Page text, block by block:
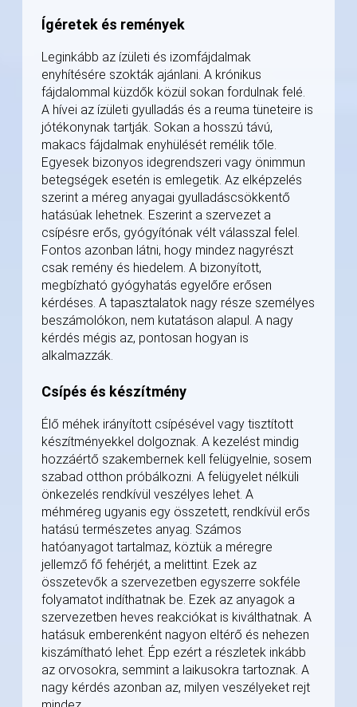
Ígéretek és remények
Leginkább az ízületi és izomfájdalmak
enyhítésére szokták ajánlani. A krónikus
fájdalommal küzdők közül sokan fordulnak felé.
A hívei az ízületi gyulladás és a reuma tüneteire is
jótékonynak tartják. Sokan a hosszú távú,
makacs fájdalmak enyhülését remélik tőle.
Egyesek bizonyos idegrendszeri vagy önimmun
betegségek esetén is emlegetik. Az elképzelés
szerint a méreg anyagai gyulladáscsökkentő
hatásúak lehetnek. Eszerint a szervezet a
csípésre erős, gyógyítónak vélt válasszal felel.
Fontos azonban látni, hogy mindez nagyrészt
csak remény és hiedelem. A bizonyított,
megbízható gyógyhatás egyelőre erősen
kérdéses. A tapasztalatok nagy része személyes
beszámolókon, nem kutatáson alapul. A nagy
kérdés mégis az, pontosan hogyan is
alkalmazzák.
Csípés és készítmény
Élő méhek irányított csípésével vagy tisztított
készítményekkel dolgoznak. A kezelést mindig
hozzáértő szakembernek kell felügyelnie, sosem
szabad otthon próbálkozni. A felügyelet nélküli
önkezelés rendkívül veszélyes lehet. A
méhméreg ugyanis egy összetett, rendkívül erős
hatású természetes anyag. Számos
hatóanyagot tartalmaz, köztük a méregre
jellemző fő fehérjét, a melittint. Ezek az
összetevők a szervezetben egyszerre sokféle
folyamatot indíthatnak be. Ezek az anyagok a
szervezetben heves reakciókat is kiválthatnak. A
hatásuk emberenként nagyon eltérő és nehezen
kiszámítható lehet. Épp ezért a részletek inkább
az orvosokra, semmint a laikusokra tartoznak. A
nagy kérdés azonban az, milyen veszélyeket rejt